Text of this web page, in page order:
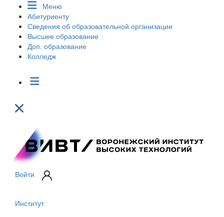
Меню
Абитуриенту
Сведения об образовательной организации
Высшее образование
Доп. образование
Колледж
Войти
Институт